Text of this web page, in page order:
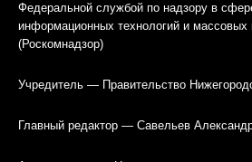
Федеральной службой по надзору в
информационных технологий и массовых
(Роскомнадзор)
Учредитель — Правительство
Главный редактор — Савельев